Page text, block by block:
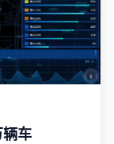
车